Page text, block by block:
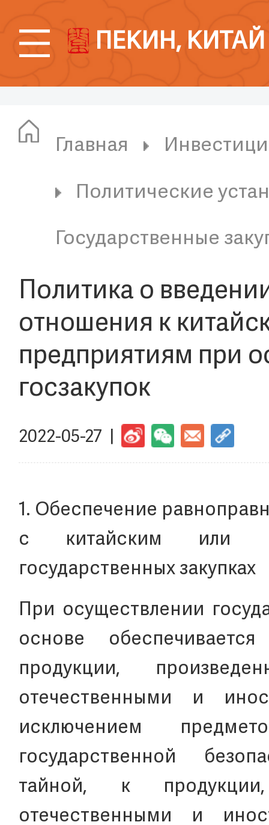
ПЕКИН, КИТАЙ
Главная
Политические
Государственные
Политика о
отношения к
предприятиям при
госзакупок
2022-05-27 |
1. Обеспечение
с китайским или
государственных закупках
При осуществлении
основе
продукции,
отечественными и
исключением
государственной
тайной, к
отечественными и